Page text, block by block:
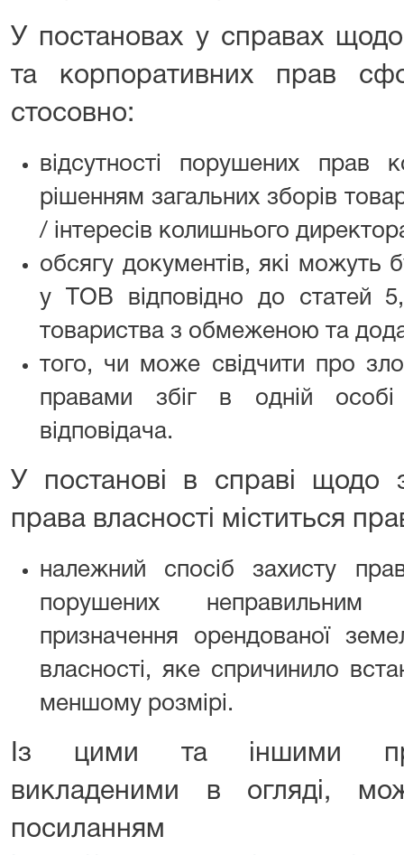
У постановах у справах
та корпоративних прав
стосовно:
відсутності порушених прав
рішенням загальних зборів
/ інтересів колишнього
обсягу документів, які можуть
у ТОВ відповідно до статей
товариства з обмеженою та
того, чи може свідчити про
правами збіг в одній
відповідача.
У постанові в справі щодо
права власності міститься
належний спосіб захисту
порушених неправильним
призначення орендованої
власності, яке спричинило
меншому розмірі.
Із цими та іншими
викладеними в огляді,
посиланням